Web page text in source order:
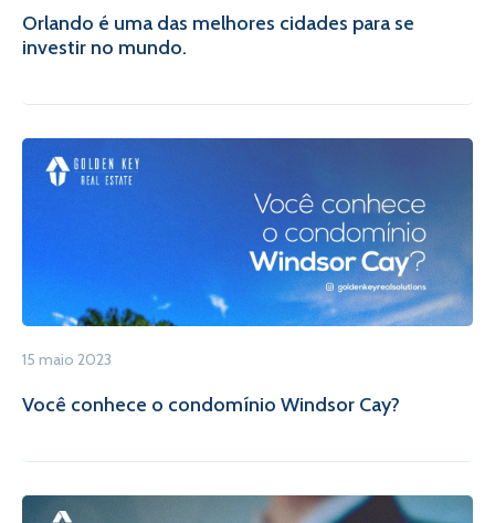
Orlando é uma das melhores cidades para se
investir no mundo.
15 maio 2023
Você conhece o condomínio Windsor Cay?